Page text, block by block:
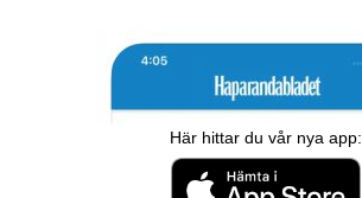
Här hittar du vår nya app: